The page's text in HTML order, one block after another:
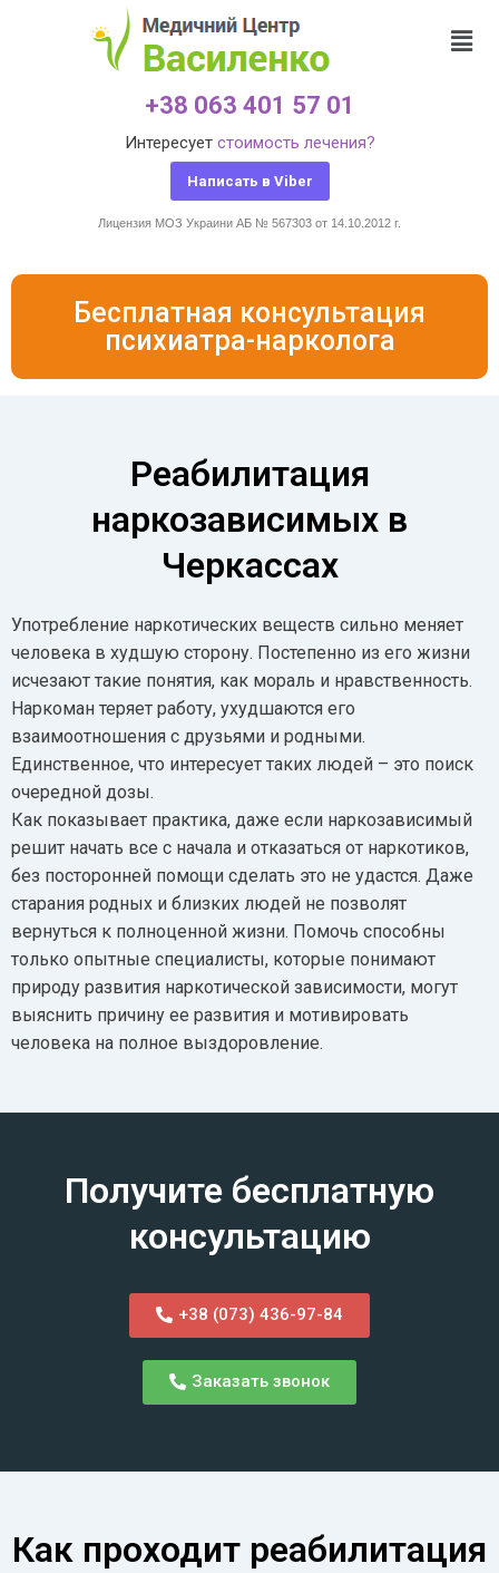
+38 063 401 57 01
Интересует стоимость лечения?
Написать в Viber
Лицензия МОЗ Украини АБ № 567303 от 14.10.2012 г.
Бесплатная консультация
психиатра-нарколога
Реабилитация
наркозависимых в
Черкассах
Употребление наркотических веществ сильно меняет
человека в худшую сторону. Постепенно из его жизни
исчезают такие понятия, как мораль и нравственность.
Наркоман теряет работу, ухудшаются его
взаимоотношения с друзьями и родными.
Единственное, что интересует таких людей – это поиск
очередной дозы.
Как показывает практика, даже если наркозависимый
решит начать все с начала и отказаться от наркотиков,
без посторонней помощи сделать это не удастся. Даже
старания родных и близких людей не позволят
вернуться к полноценной жизни. Помочь способны
только опытные специалисты, которые понимают
природу развития наркотической зависимости, могут
выяснить причину ее развития и мотивировать
человека на полное выздоровление.
Получите бесплатную
консультацию
+38 (073) 436-97-84
Заказать звонок
Как проходит реабилитация